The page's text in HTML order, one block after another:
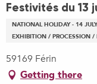
Festivités du 13
NATIONAL HOLIDAY - 14 JULY
EXHIBITION / PROCESSION /
59169 Férin
Getting there